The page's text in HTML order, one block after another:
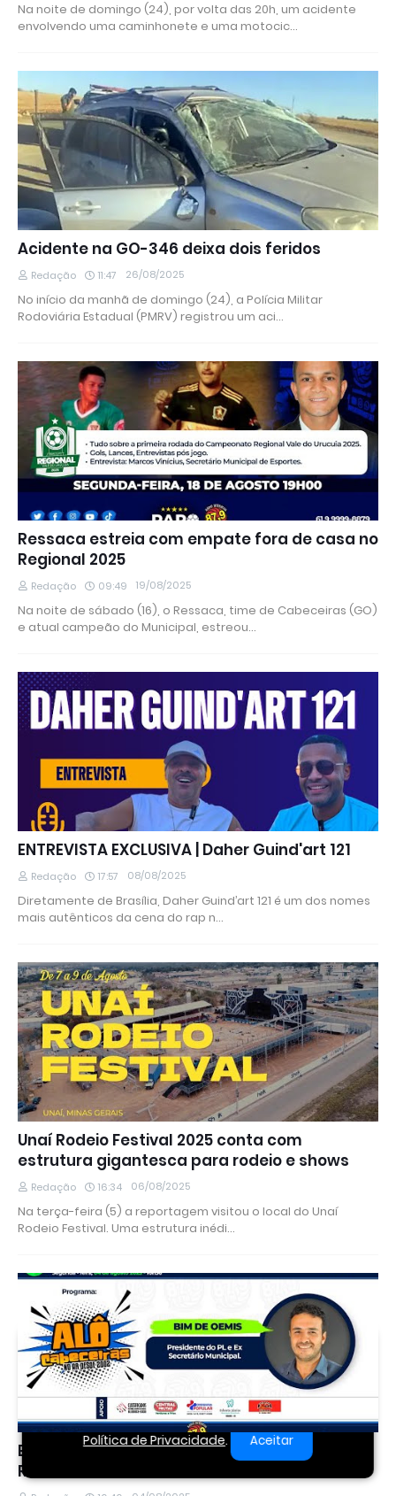
Na noite de domingo (24), por volta das 20h, um acidente
envolvendo uma caminhonete e uma motocic…
Acidente na GO-346 deixa dois feridos
Redação 11:47 26/08/2025
No início da manhã de domingo (24), a Polícia Militar
Rodoviária Estadual (PMRV) registrou um aci…
Ressaca estreia com empate fora de casa no
Regional 2025
Redação 09:49 19/08/2025
Na noite de sábado (16), o Ressaca, time de Cabeceiras (GO)
e atual campeão do Municipal, estreou…
ENTREVISTA EXCLUSIVA | Daher Guind'art 121
Redação 17:57 08/08/2025
Diretamente de Brasília, Daher Guind’art 121 é um dos nomes
mais autênticos da cena do rap n…
Unaí Rodeio Festival 2025 conta com
estrutura gigantesca para rodeio e shows
Redação 16:34 06/08/2025
Na terça-feira (5) a reportagem visitou o local do Unaí
Rodeio Festival. Uma estrutura inédi…
Bim de Oemis não faz parte do governo Jacó
Rotta
Este site utiliza cookies para melhorar sua
experiência e fornecer serviços personalizados. Ao
continuar a navegar, você concorda com o uso
de cookies. Para mais informações, leia nossa
Política de Privacidade. Aceitar